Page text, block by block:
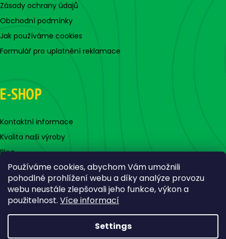
Používáme cookies, abychom Vám umožnili
pohodlné prohlížení webu a díky analýze provozu
webu neustále zlepšovali jeho funkce, výkon a
použitelnost. Více informací
Settings
Zásady ochrany údajů
Obchodní podmínky
Jak používáme cookies
Formulář pro uplatnění reklamace
E-SHOP
Kontaktní informace
Kvalita naši výroby
Blog
Created by Shoptet